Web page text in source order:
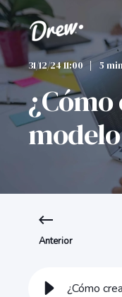
31/12/24 11:00 5
Anterior